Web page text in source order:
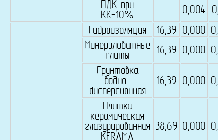
ПДК при
КК=10%
- 0,004
Гидроизоляция
16,39 0,000
Минераловатные
плиты
16,39 0,000
Грунтовка
водно-
дисперсионная
16,39 0,000
Плитка
керамическая
глазурированная
KERAMA
38,69 0,000